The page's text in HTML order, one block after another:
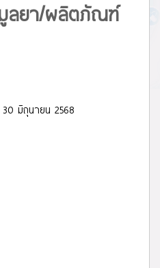
มูลยา/ผลิตภัณฑ์
มิถุนายน 2568